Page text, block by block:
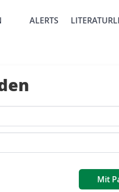
ALERTS
Mit